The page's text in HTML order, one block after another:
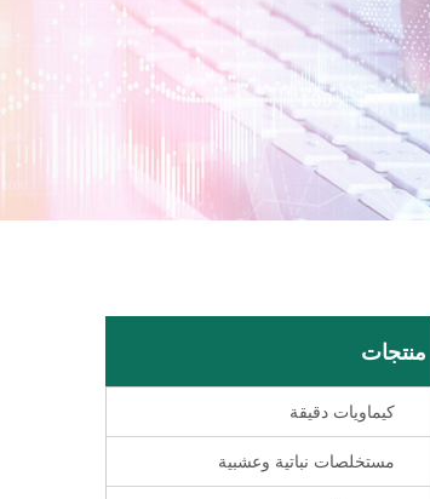
منتجات
كيماويات دقيقة
مستخلصات نباتية وعشبية